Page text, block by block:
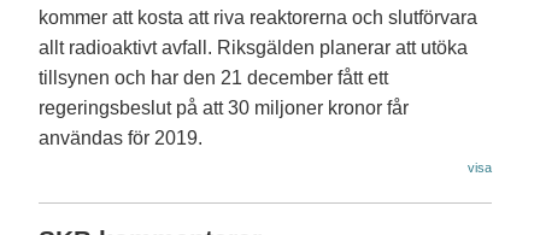
kommer att kosta att riva reaktorerna och slutförvara
allt radioaktivt avfall. Riksgälden planerar att utöka
tillsynen och har den 21 december fått ett
regeringsbeslut på att 30 miljoner kronor får
användas för 2019.
visa